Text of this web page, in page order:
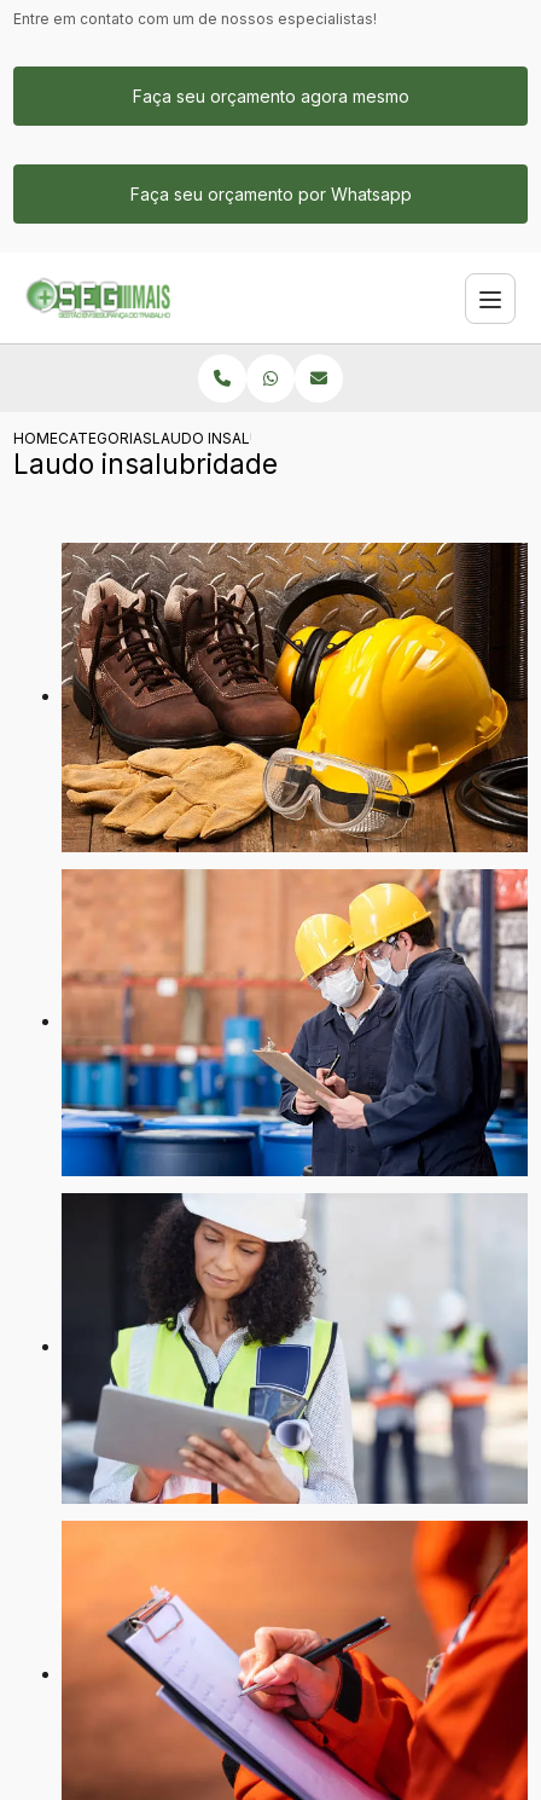
Entre em contato com um de nossos especialistas!
Faça seu orçamento agora mesmo
Faça seu orçamento por Whatsapp
HOMECATEGORIASLAUDO INSALUBRIDADE
Laudo insalubridade